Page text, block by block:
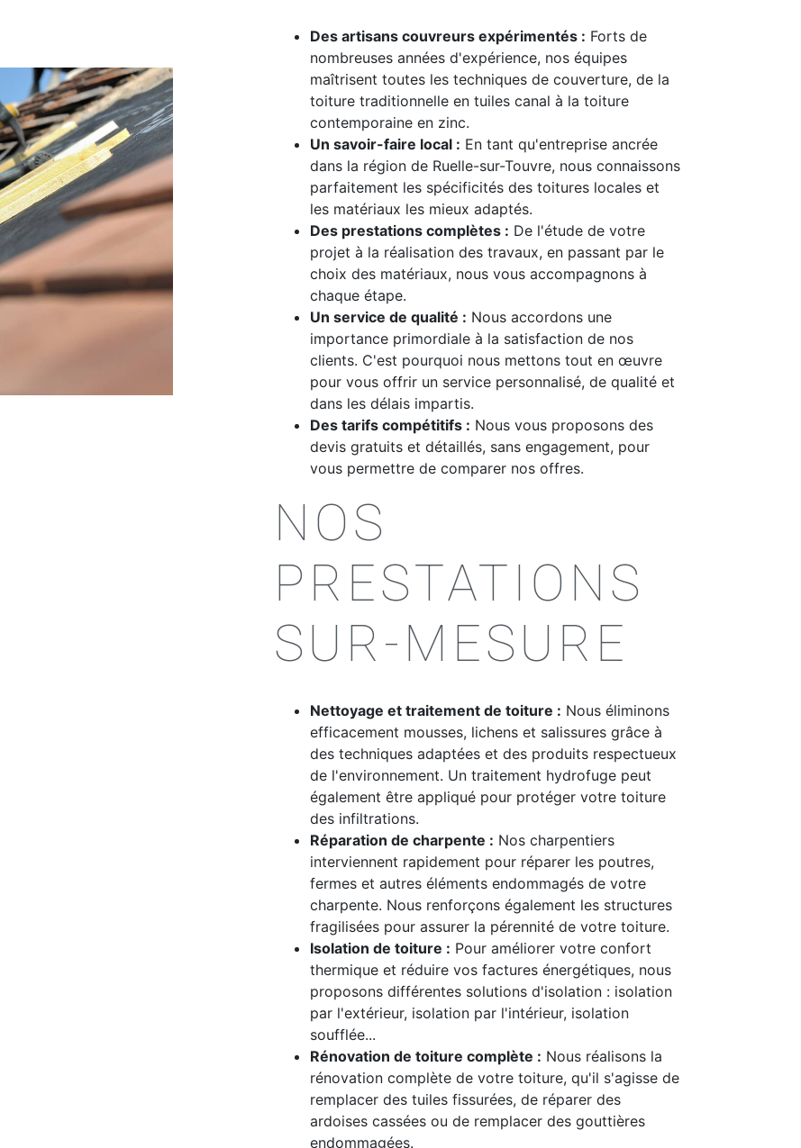
Des artisans couvreurs expérimentés : Forts de
nombreuses années d'expérience, nos équipes
maîtrisent toutes les techniques de couverture, de la
toiture traditionnelle en tuiles canal à la toiture
contemporaine en zinc.
Un savoir-faire local : En tant qu'entreprise ancrée
dans la région de Ruelle-sur-Touvre, nous connaissons
parfaitement les spécificités des toitures locales et
les matériaux les mieux adaptés.
Des prestations complètes : De l'étude de votre
projet à la réalisation des travaux, en passant par le
choix des matériaux, nous vous accompagnons à
chaque étape.
Un service de qualité : Nous accordons une
importance primordiale à la satisfaction de nos
clients. C'est pourquoi nous mettons tout en œuvre
pour vous offrir un service personnalisé, de qualité et
dans les délais impartis.
Des tarifs compétitifs : Nous vous proposons des
devis gratuits et détaillés, sans engagement, pour
vous permettre de comparer nos offres.
NOS
PRESTATIONS
SUR-MESURE
Nettoyage et traitement de toiture : Nous éliminons
efficacement mousses, lichens et salissures grâce à
des techniques adaptées et des produits respectueux
de l'environnement. Un traitement hydrofuge peut
également être appliqué pour protéger votre toiture
des infiltrations.
Réparation de charpente : Nos charpentiers
interviennent rapidement pour réparer les poutres,
fermes et autres éléments endommagés de votre
charpente. Nous renforçons également les structures
fragilisées pour assurer la pérennité de votre toiture.
Isolation de toiture : Pour améliorer votre confort
thermique et réduire vos factures énergétiques, nous
proposons différentes solutions d'isolation : isolation
par l'extérieur, isolation par l'intérieur, isolation
soufflée...
Rénovation de toiture complète : Nous réalisons la
rénovation complète de votre toiture, qu'il s'agisse de
remplacer des tuiles fissurées, de réparer des
ardoises cassées ou de remplacer des gouttières
endommagées.